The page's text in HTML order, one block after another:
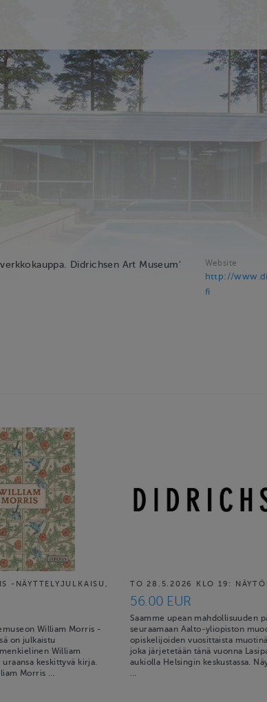
Didrichsen Art Museum'
Website
http://
fi
-NÄYTTELYJULKAISU,
William Morris -
on julkaistu
William
keskittyvä kirja.
Morris …
TO 28.5.2026 KLO 19:
56.00 EUR
Saamme upean mahdollisuuden
seuraamaan Aalto-yliopiston
opiskelijoiden vuosittaista
joka järjetetään tänä vuonna
aukiolla Helsingin keskustassa.
…